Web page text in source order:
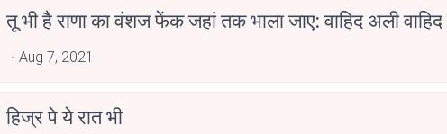
तू भी है राणा का वंशज फेंक जहां तक भाला जाए: वाहिद अली वाहिद
Aug 7, 2021
हिज्र पे ये रात भी